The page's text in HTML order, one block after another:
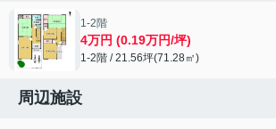
1-2階
4万円 (0.19万円/坪)
1-2階 / 21.56坪(71.28㎡)
周辺施設